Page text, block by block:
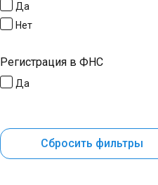
Да
Нет
Регистрация в ФНС
Да
Сбросить фильтры